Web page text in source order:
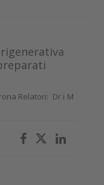
Relatori: Dr.i M